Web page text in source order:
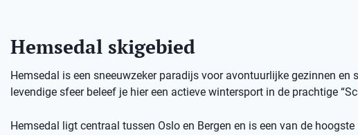
Hemsedal skigebied
Hemsedal is een sneeuwzeker paradijs voor avontuurlijke gezinnen
levendige sfeer beleef je hier een actieve wintersport in de prachtige
Hemsedal ligt centraal tussen Oslo en Bergen en is een van de hoogste